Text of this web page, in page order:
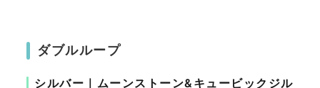
ダブルループ
シルバー｜ムーンストーン&キュービックジル